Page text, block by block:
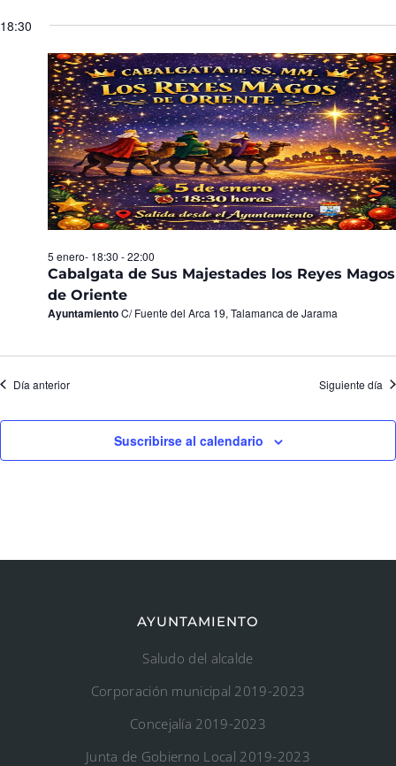
de
Eventos
fecha.
18:30
Cabalgata de Sus Majestades los Reyes Magos
de Oriente
5 enero- 18:30 -22:00
AyuntamientoC/ Fuente del Arca 19, Talamanca de Jarama
Día anterior Siguiente día
Suscribirse al calendario
AYUNTAMIENTO
Saludo del alcalde
Corporación municipal 2019-2023
Concejalía 2019-2023
Junta de Gobierno Local 2019-2023